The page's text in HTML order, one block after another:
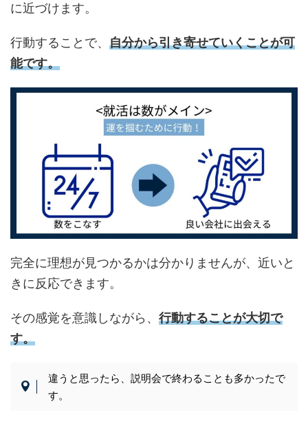
に近づけます。
行動することで、 自分から引き寄せていくことが可
能です。
完全に理想が見つかるかは分かりませんが、近いと
きに反応できます。
その感覚を意識しながら、 行動することが大切で
す。
違うと思ったら、説明会で終わることも多かったで
す。